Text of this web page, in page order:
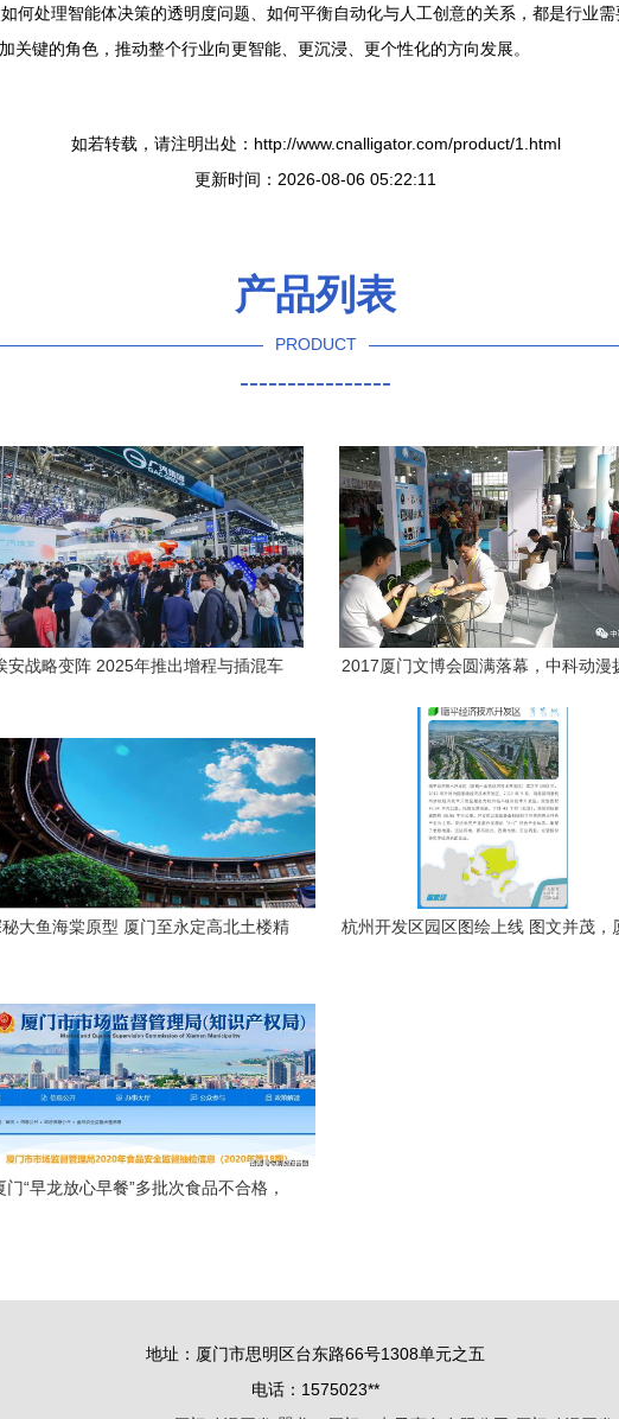
何处理智能体决策的透明度问题、如何平衡自动化与人工创意的关系，都是行业
键的角色，推动整个行业向更智能、更沉浸、更个性化的方向发展。
如若转载，请注明出处：http://www.cnalligator.com/product/1.html
更新时间：2026-08-06 05:22:11
产品列表
PRODUCT
----------------
安战略变阵 2025年推出增程与插混车
2017厦门文博会圆满落幕，中科动漫
大鱼海棠原型 厦门至永定高北土楼精
杭州开发区园区图绘上线 图文并茂，
门“早龙放心早餐”多批次食品不合格，
地址：厦门市思明区台东路66号1308单元之五
电话：1575023**